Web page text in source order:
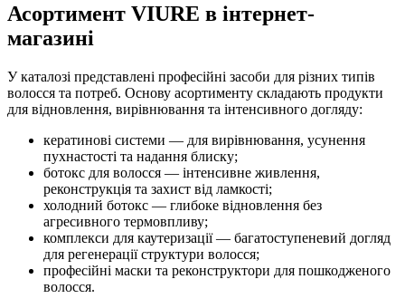
Асортимент VIURE в інтернет-
магазині
У каталозі представлені професійні засоби для різних типів
волосся та потреб. Основу асортименту складають продукти
для відновлення, вирівнювання та інтенсивного догляду:
кератинові системи — для вирівнювання, усунення
пухнастості та надання блиску;
ботокс для волосся — інтенсивне живлення,
реконструкція та захист від ламкості;
холодний ботокс — глибоке відновлення без
агресивного термовпливу;
комплекси для каутеризації — багатоступеневий догляд
для регенерації структури волосся;
професійні маски та реконструктори для пошкодженого
волосся.